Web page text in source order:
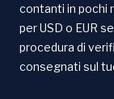
contanti in pochi
per USD o EUR
procedura di
consegnati sul